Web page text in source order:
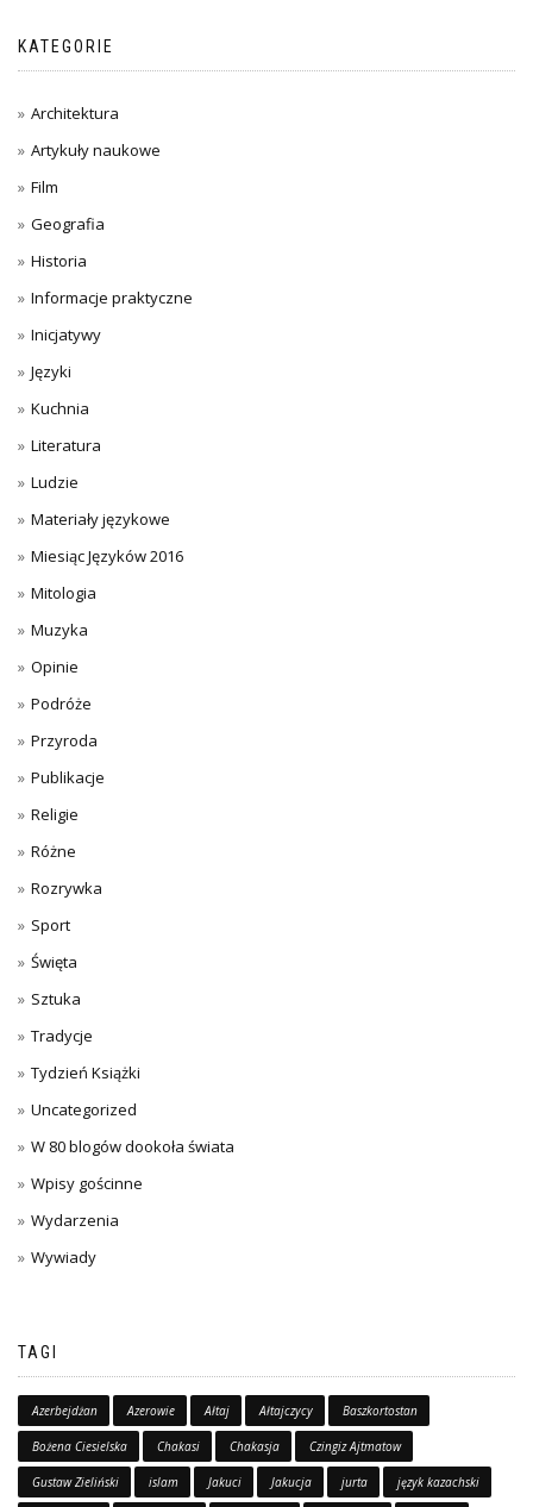
KATEGORIE
Architektura
Artykuły naukowe
Film
Geografia
Historia
Informacje praktyczne
Inicjatywy
Języki
Kuchnia
Literatura
Ludzie
Materiały językowe
Miesiąc Języków 2016
Mitologia
Muzyka
Opinie
Podróże
Przyroda
Publikacje
Religie
Różne
Rozrywka
Sport
Święta
Sztuka
Tradycje
Tydzień Książki
Uncategorized
W 80 blogów dookoła świata
Wpisy gościnne
Wydarzenia
Wywiady
TAGI
Azerbejdżan Azerowie Ałtaj Ałtajczycy Baszkortostan
Bożena Ciesielska Chakasi Chakasja Czingiz Ajtmatow
Gustaw Zieliński islam Jakuci Jakucja jurta język kazachski